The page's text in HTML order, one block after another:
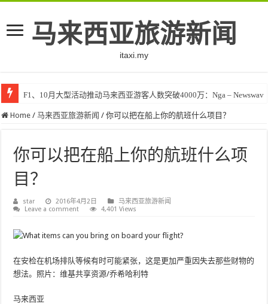
马来西亚旅游新闻
itaxi.my
F1、10月大型活动推动马来西亚游客人数突破4000万：Nga – Newswav
Home / 马来西亚旅游新闻 / 你可以把在船上你的航班什么项目？
你可以把在船上你的航班什么项
目？
star 2016年4月2日
马来西亚旅游新闻
Leave a comment
4,401 Views
在安检在机场排队等候有时可能紧张，这是更加严重因失去那些财物的
想法。照片：维基共享资源/乔希哈利特
马来西亚